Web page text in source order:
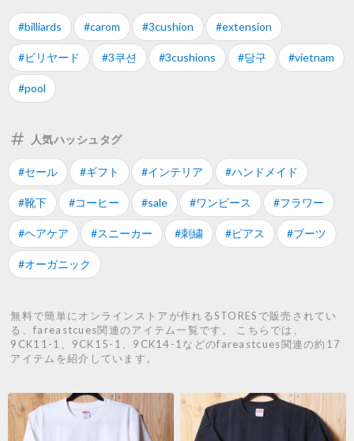
#billiards #carom #3cushion #extension
#ビリヤード #3쿠션 #3cushions #당구 #vietnam
#pool
人気ハッシュタグ
#セール #ギフト #インテリア #ハンドメイド
#靴下 #コーヒー #sale #ワンピース #フラワー
#ヘアケア #スニーカー #刺繍 #ピアス #ブーツ
#オーガニック
無料で簡単にオンラインストアが作れるSTORESで販売されてい
る、fareastcues関連のアイテム一覧です。 こちらでは、
9CK11-1、9CK15-1、9CK14-1などのfareastcues関連の約17
アイテムを紹介しています。